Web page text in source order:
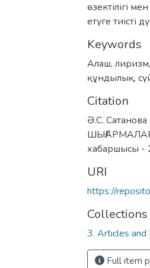
өзектілігі
етуге тиісті
Keywords
Алаш, лиризм
құндылық,
Citation
Ә.С.
хабаршысы -
URI
https://
Collections
3. Articles and
Full item